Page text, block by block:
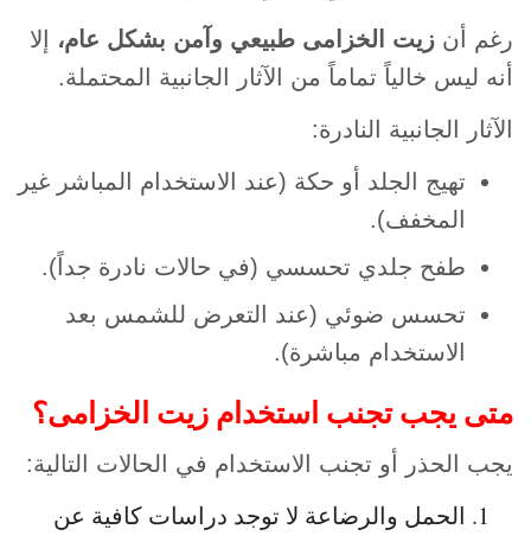
رغم أن زيت الخزامى طبيعي وآمن بشكل عام، إلا
أنه ليس خالياً تماماً من الآثار الجانبية المحتملة.
الآثار الجانبية النادرة:
تهيج الجلد أو حكة (عند الاستخدام المباشر غير
المخفف).
طفح جلدي تحسسي (في حالات نادرة جداً).
تحسس ضوئي (عند التعرض للشمس بعد
الاستخدام مباشرة).
متى يجب تجنب استخدام زيت الخزامى؟
يجب الحذر أو تجنب الاستخدام في الحالات التالية:
الحمل والرضاعة لا توجد دراسات كافية عن